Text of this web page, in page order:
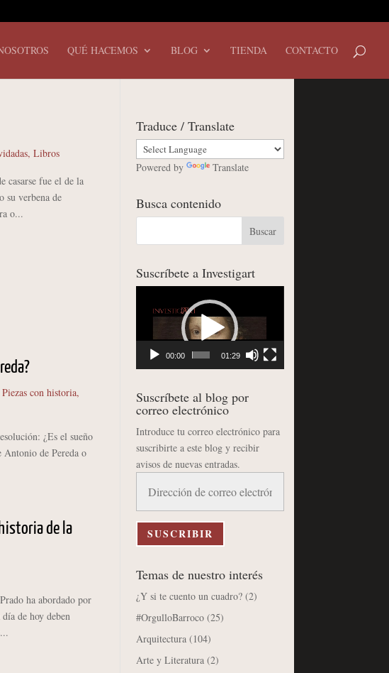
QUÉ HACEMOS BLOG TIENDA CONTACTO
, Libros
casarse fue el de la
su verbena de
o...
Piezas con historia,
¿Es el sueño
Antonio de Pereda o
de la
ha abordado por
de hoy deben
Traduce / Translate
Powered by Translate
Busca contenido
Suscríbete a Investigart
00:00 01:29
Suscríbete al blog por
correo electrónico
Introduce tu correo electrónico para
suscribirte a este blog y recibir
avisos de nuevas entradas.
correo
electrónico
SUSCRIBIR
Temas de nuestro interés
¿Y si te cuento un cuadro? (2)
#OrgulloBarroco (25)
Arquitectura (104)
Arte y Literatura (2)